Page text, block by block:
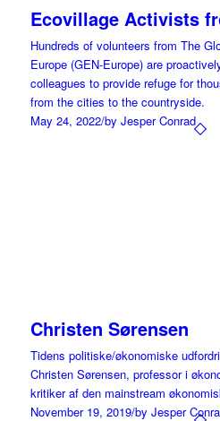
Ecovillage Activists
Hundreds of volunteers from The
Europe (GEN-Europe) are
colleagues to provide refuge for
from the cities to the countryside.
May 24, 2022/by Jesper Conrad
Christen Sørensen
Tidens politiske/økonomiske
Christen Sørensen, professor i
kritiker af den mainstream
November 19, 2019/by Jesper